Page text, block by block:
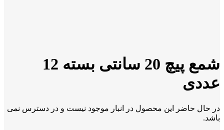
شمع پیچ 20 سانتی بسته 12
عددی
در حال حاضر این محصول در انبار موجود نیست و در دسترس نمی
باشد.